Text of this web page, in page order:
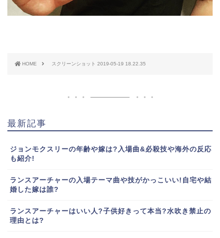
HOME スクリーンショット 2019-05-19 18.22.35
最新記事
ジョンモクスリーの年齢や嫁は?入場曲&必殺技や海外の反応
も紹介!
ランスアーチャーの入場テーマ曲や技がかっこいい!自宅や結
婚した嫁は誰?
ランスアーチャーはいい人?子供好きって本当?水吹き禁止の
理由とは?